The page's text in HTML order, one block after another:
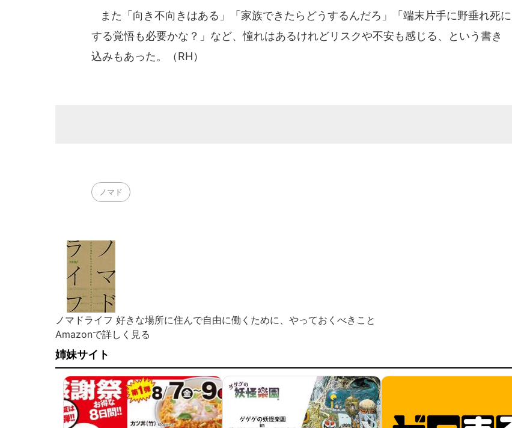
また「向き不向きはある」「家族できたらどうするんだろ」「端末片手に野垂れ死に
する覚悟も必要かな？」など、憧れはあるけれどリスクや不安も感じる、という書き
込みもあった。（RH）
ノマド
ノマドライフ 好きな場所に住んで自由に働くために、やっておくべきこと
Amazonで詳しく見る
姉妹サイト